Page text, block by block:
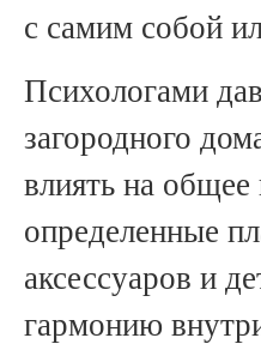
с самим собой
Психологами
загородного
влиять на
определенные
аксессуаров и
гармонию